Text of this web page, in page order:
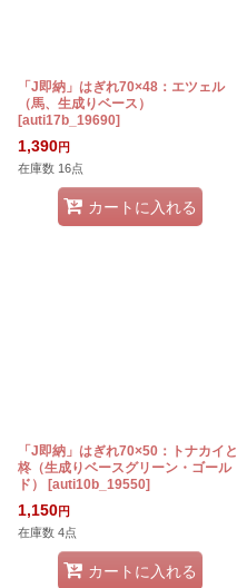
「J即納」はぎれ70×48：エツェル
（馬、生成りベース）
[auti17b_19690]
1,390円
在庫数 16点
カートに入れる
「J即納」はぎれ70×50：トナカイと
柊（生成りベースグリーン・ゴール
ド）
[auti10b_19550]
1,150円
在庫数 4点
カートに入れる